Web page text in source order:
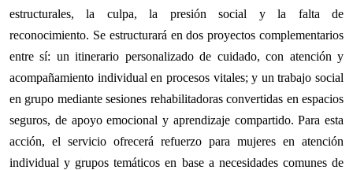
estructurales, la culpa, la presión social y la falta de
reconocimiento. Se estructurará en dos proyectos complementarios
entre sí: un itinerario personalizado de cuidado, con atención y
acompañamiento individual en procesos vitales; y un trabajo social
en grupo mediante sesiones rehabilitadoras convertidas en espacios
seguros, de apoyo emocional y aprendizaje compartido. Para esta
acción, el servicio ofrecerá refuerzo para mujeres en atención
individual y grupos temáticos en base a necesidades comunes de